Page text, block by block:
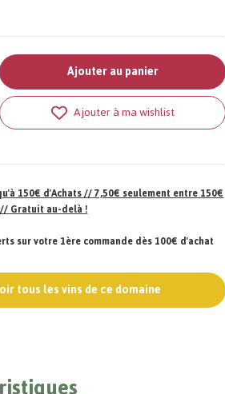
Ajouter au panier
Ajouter à ma wishlist
150€ d'Achats // 7,50€ seulement entre 150€
Gratuit au-delà !
sur votre 1ère commande dès 100€ d'achat
tous les vins de ce domaine